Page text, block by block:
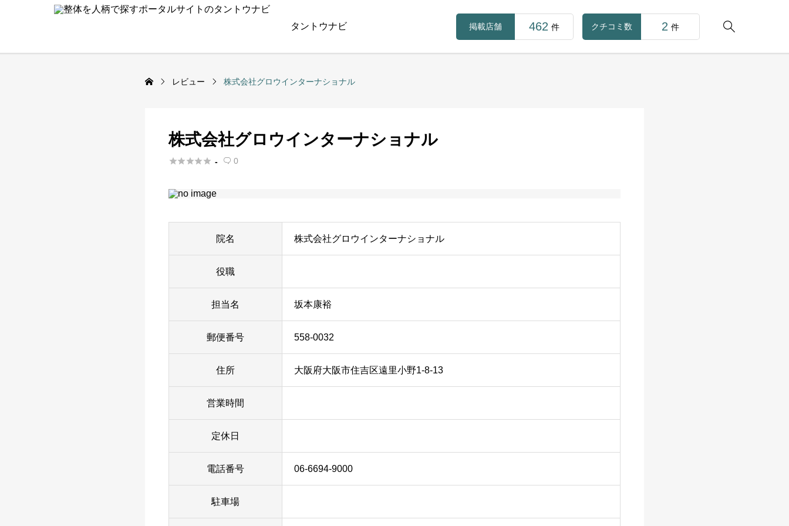
タントウナビ 
掲載店舗 462 件 クチコミ数 2 件
レビュー 株式会社グロウインターナショナル
株式会社グロウインターナショナル
 -  0
院名 株式会社グロウインターナショナル
役職
担当名 坂本康裕
郵便番号 558-0032
住所 大阪府大阪市住吉区遠里小野1-8-13
営業時間
定休日
電話番号 06-6694-9000
駐車場